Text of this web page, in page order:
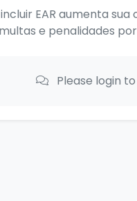
EAR aumenta
e penalidades
Please login